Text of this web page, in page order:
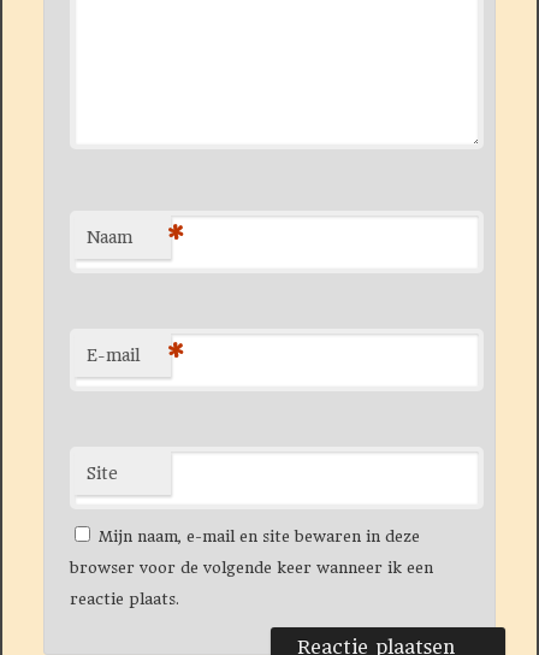
Naam *
E-mail *
Site
Mijn naam, e-mail en site bewaren in deze
browser voor de volgende keer wanneer ik een
reactie plaats.